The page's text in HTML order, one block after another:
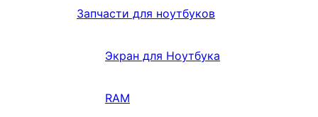
Запчасти для ноутбуков
Экран для Ноутбука
RAM